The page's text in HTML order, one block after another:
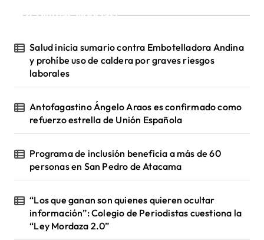
¡Ultimas Noticias!
Salud inicia sumario contra Embotelladora Andina
y prohíbe uso de caldera por graves riesgos
laborales
Antofagastino Ángelo Araos es confirmado como
refuerzo estrella de Unión Española
Programa de inclusión beneficia a más de 60
personas en San Pedro de Atacama
“Los que ganan son quienes quieren ocultar
información”: Colegio de Periodistas cuestiona la
“Ley Mordaza 2.0”